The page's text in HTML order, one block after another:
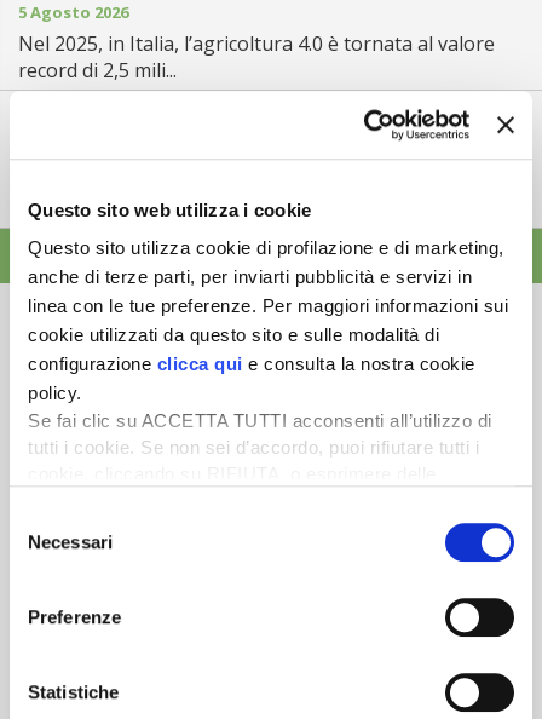
Questo sito web utilizza i cookie
Questo sito utilizza cookie di profilazione e di marketing,
anche di terze parti, per inviarti pubblicità e servizi in
linea con le tue preferenze. Per maggiori informazioni sui
cookie utilizzati da questo sito e sulle modalità di
configurazione clicca qui e consulta la nostra cookie
policy.
Se fai clic su ACCETTA TUTTI acconsenti all’utilizzo di
tutti i cookie. Se non sei d’accordo, puoi rifiutare tutti i
desideri accettare e cliccando ACCETTA SELEZIONATI.
delNecessari
Preferenze
Statistiche
5 Agosto 2026
Nel 2025, in Italia, l’agricoltura 4.0 è tornata al valore
record di 2,5 mili...
Saldi Pac: ogni anno entro fine gennaio
tempistica predefinita e r...
ALTRE NEWS
Newsletter
Scopri un servizio d'informazione di alta qualità. Tagliato sulle tue